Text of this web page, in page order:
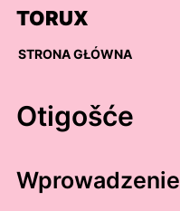
Skip
content
TORUX
STRONA GŁÓWNA
Otigošće
Wprowadzenie